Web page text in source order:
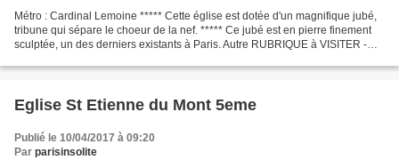
Métro : Cardinal Lemoine ***** Cette église est dotée d'un magnifique jubé,
tribune qui sépare le choeur de la nef. ***** Ce jubé est en pierre finement
sculptée, un des derniers existants à Paris. Autre RUBRIQUE à VISITER -
Eglise St Etienne du Mont 5eme
Publié le 10/04/2017 à 09:20
Par parisinsolite